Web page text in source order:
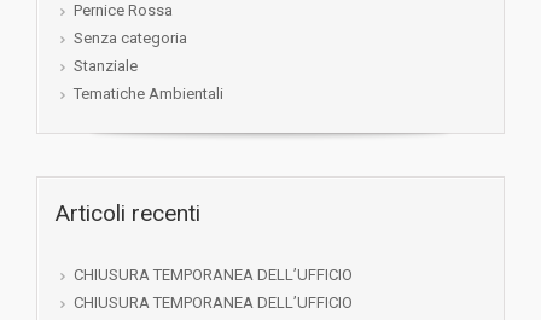
Pernice Rossa
Senza categoria
Stanziale
Tematiche Ambientali
Articoli recenti
CHIUSURA TEMPORANEA DELL’UFFICIO
CHIUSURA TEMPORANEA DELL’UFFICIO